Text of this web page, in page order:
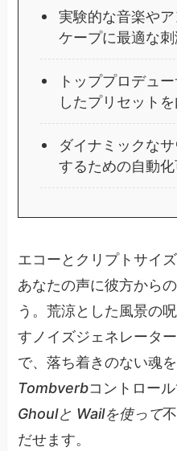
実験的な音楽や
ケープに最適な
トッププロデュ
したプリセット
ダイナミックな
するための自動
エコーとクリプトサイ
あなたの声に彼方から
う。荒涼とした風景の
すノイズジェネレータ
で、落ち着きのない魂
Tombverbコントロー
Ghoulと Wailを使って
だせます。